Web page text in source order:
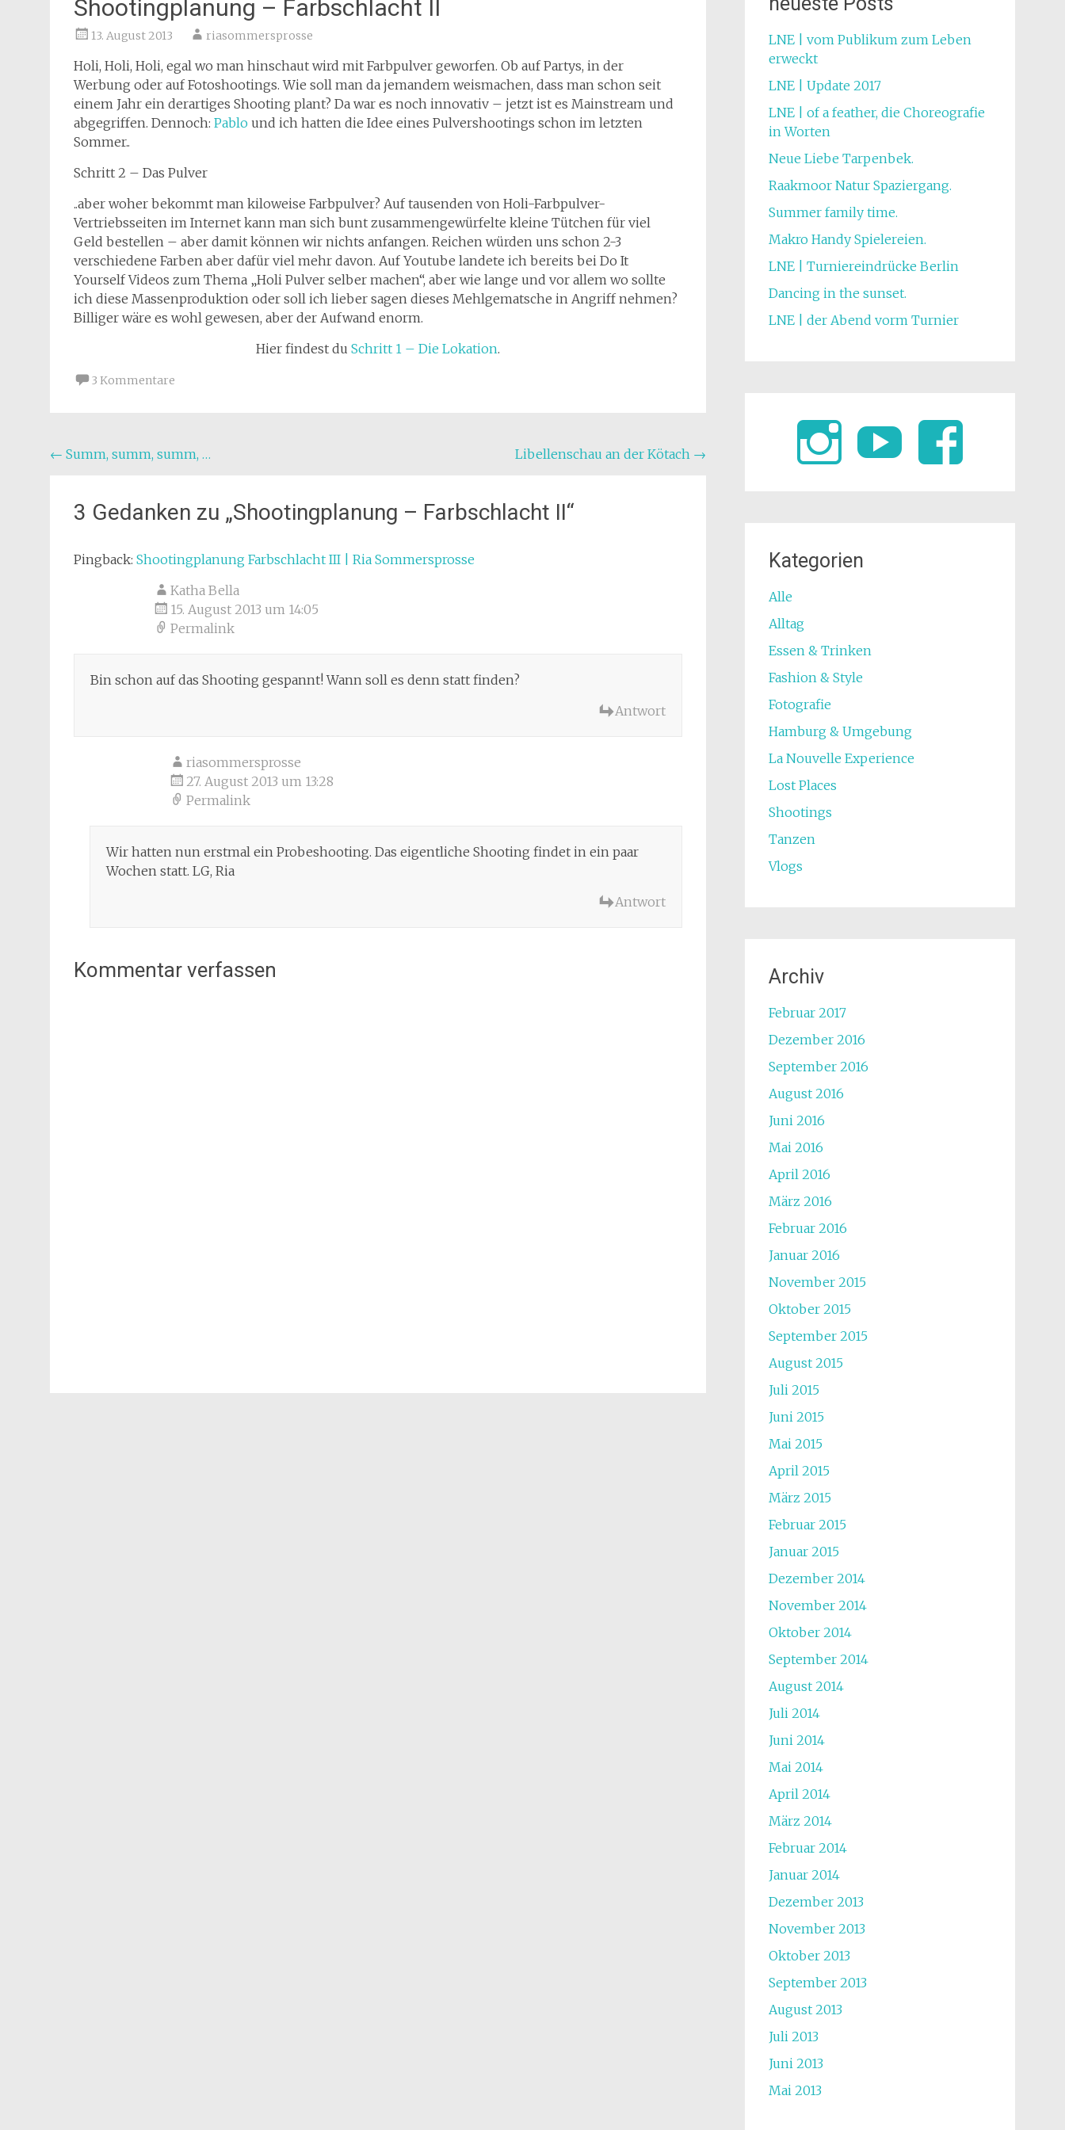
Shootingplanung – Farbschlacht II
13. August 2013 riasommersprosse
Holi, Holi, Holi, egal wo man hinschaut wird mit Farbpulver geworfen. Ob auf Partys, in der
Werbung oder auf Fotoshootings. Wie soll man da jemandem weismachen, dass man schon seit
einem Jahr ein derartiges Shooting plant? Da war es noch innovativ – jetzt ist es Mainstream und
abgegriffen. Dennoch: Pablo und ich hatten die Idee eines Pulvershootings schon im letzten
Sommer..
Schritt 2 – Das Pulver
..aber woher bekommt man kiloweise Farbpulver? Auf tausenden von Holi-Farbpulver-
Vertriebsseiten im Internet kann man sich bunt zusammengewürfelte kleine Tütchen für viel
Geld bestellen – aber damit können wir nichts anfangen. Reichen würden uns schon 2-3
verschiedene Farben aber dafür viel mehr davon. Auf Youtube landete ich bereits bei Do It
Yourself Videos zum Thema „Holi Pulver selber machen“, aber wie lange und vor allem wo sollte
ich diese Massenproduktion oder soll ich lieber sagen dieses Mehlgematsche in Angriff nehmen?
Billiger wäre es wohl gewesen, aber der Aufwand enorm.
Hier findest duSchritt 1 – Die Lokation.
3 Kommentare
Beitragsnavigation
← Summ, summ, summ, … Libellenschau an der Kötach →
3 Gedanken zu „Shootingplanung – Farbschlacht II“
Pingback: Shootingplanung Farbschlacht III | Ria Sommersprosse
Katha Bella
15. August 2013 um 14:05
Permalink
Bin schon auf das Shooting gespannt! Wann soll es denn statt finden?
Antwort
riasommersprosse
27. August 2013 um 13:28
Permalink
Wir hatten nun erstmal ein Probeshooting. Das eigentliche Shooting findet in ein paar
Wochen statt. LG, Ria
Antwort
Kommentar verfassen
LNE | vom Publikum zum Leben
erweckt
LNE | Update 2017
LNE | of a feather, die Choreografie
in Worten
Neue Liebe Tarpenbek.
Raakmoor Natur Spaziergang.
Summer family time.
Makro Handy Spielereien.
LNE | Turniereindrücke Berlin
Dancing in the sunset.
LNE | der Abend vorm Turnier
Kategorien
Alle
Alltag
Essen & Trinken
Fashion & Style
Fotografie
Hamburg & Umgebung
La Nouvelle Experience
Lost Places
Shootings
Tanzen
Vlogs
Archiv
Februar 2017
Dezember 2016
September 2016
August 2016
Juni 2016
Mai 2016
April 2016
März 2016
Februar 2016
Januar 2016
November 2015
Oktober 2015
September 2015
August 2015
Juli 2015
Juni 2015
Mai 2015
April 2015
März 2015
Februar 2015
Januar 2015
Dezember 2014
November 2014
Oktober 2014
September 2014
August 2014
Juli 2014
Juni 2014
Mai 2014
April 2014
März 2014
Februar 2014
Januar 2014
Dezember 2013
November 2013
Oktober 2013
September 2013
August 2013
Juli 2013
Juni 2013
Mai 2013